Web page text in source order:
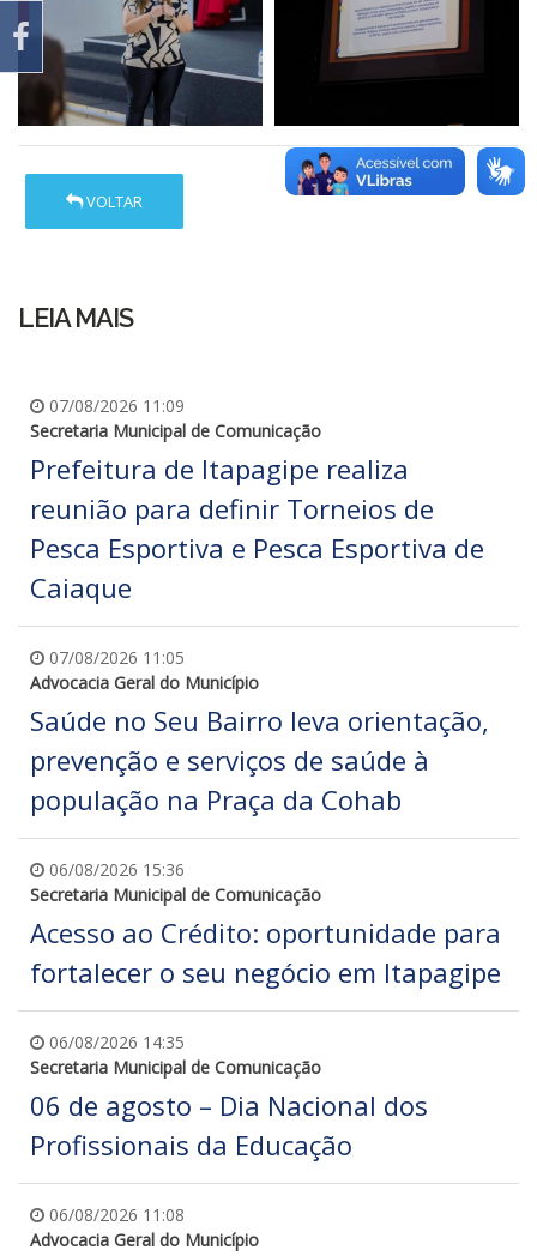
VOLTAR
LEIA MAIS
07/08/2026 11:09
Secretaria Municipal de Comunicação
Prefeitura de Itapagipe realiza
reunião para definir Torneios de
Pesca Esportiva e Pesca Esportiva de
Caiaque
07/08/2026 11:05
Advocacia Geral do Município
Saúde no Seu Bairro leva orientação,
prevenção e serviços de saúde à
população na Praça da Cohab
06/08/2026 15:36
Secretaria Municipal de Comunicação
Acesso ao Crédito: oportunidade para
fortalecer o seu negócio em Itapagipe
06/08/2026 14:35
Secretaria Municipal de Comunicação
06 de agosto – Dia Nacional dos
Profissionais da Educação
06/08/2026 11:08
Advocacia Geral do Município